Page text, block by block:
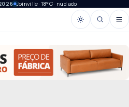
Joinville · 18°C · nublado